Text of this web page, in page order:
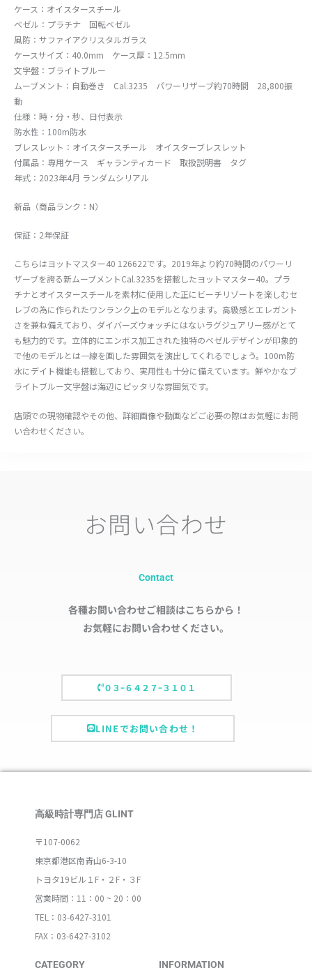
ケース：オイスタースチール
ベゼル：プラチナ 回転ベゼル
風防：サファイアクリスタルガラス
ケースサイズ：40.0mm ケース厚：12.5mm
文字盤：ブライトブルー
ムーブメント：自動巻き Cal.3235 パワーリザーブ約70時間 28,800振
動
仕様：時・分・秒、日付表示
防水性：100m防水
ブレスレット：オイスタースチール オイスターブレスレット
付属品：専用ケース ギャランティカード 取扱説明書 タグ
年式：2023年4月 ランダムシリアル
新品（商品ランク：N）
保証：2年保証
こちらはヨットマスター40 126622です。2019年より約70時間のパワーリ
ザーブを誇る新ムーブメントCal.3235を搭載したヨットマスター40。プラ
チナとオイスタースチールを素材に使用した正にビーチリゾートを楽しむセ
レブの為に作られたワンランク上のモデルとなります。高級感とエレガント
さを兼ね備えており、ダイバーズウォッチにはないラグジュアリー感がとて
も魅力的です。立体的にエンボス加工された独特のベゼルデザインが印象的
で他のモデルとは一線を画した雰囲気を演出してくれるでしょう。100m防
水にデイト機能も搭載しており、実用性も十分に備えています。鮮やかなブ
ライトブルー文字盤は海辺にピッタリな雰囲気です。
店頭での現物確認やその他、詳細画像や動画などご必要の際はお気軽にお問
い合わせください。
お問い合わせ
Contact
各種お問い合わせご相談はこちらから！
お気軽にお問い合わせください。
０３ｰ６４２７ｰ３１０１
LINEでお問い合わせ！
高級時計専門店 GLINT
〒107-0062
東京都港区南青山6-3-10
トヨタ19ビル１F・２F・３F
営業時間：11：00 ~ 20：00
TEL：03-6427-3101
FAX：03-6427-3102
CATEGORY INFORMATION